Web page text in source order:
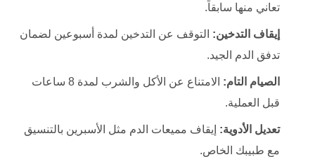
تعاني منها سابقاً.
إيقاف التدخين: التوقف عن التدخين لمدة أسبوعين لضمان
تدفق الدم الجيد.
الصيام التام:
الامتناع عن الأكل والشرب لمدة 8 ساعات
قبل العملية.
تعديل الأدوية: إيقاف مميعات الدم مثل الأسبرين بالتنسيق
مع طبيبك الخاص.